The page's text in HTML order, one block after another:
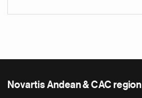
Novartis Andean & CAC region